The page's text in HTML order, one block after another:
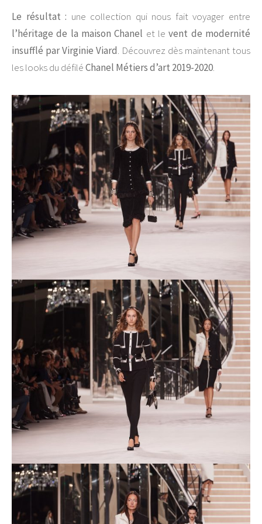
Le résultat : une collection qui nous fait voyager entre
l’héritage de la maison Chanel et levent de modernité
insufflé par Virginie Viard. Découvrez dès maintenant tous
les looks du défiléChanel Métiers d’art 2019-2020.